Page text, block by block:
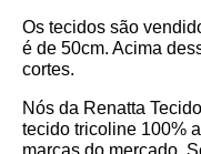
Os tecidos são
é de 50cm. Acima
cortes.
Nós da Renatta
tecido tricoline 100%